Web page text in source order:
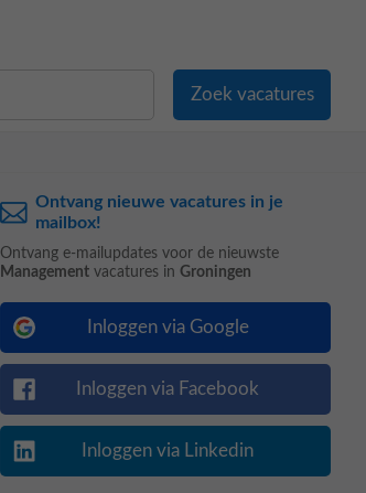
Ontvang nieuwe vacatures in je
mailbox!
Ontvang e-mailupdates voor de nieuwste
Management vacatures in Groningen
Inloggen via Google
Inloggen via Facebook
Inloggen via Linkedin